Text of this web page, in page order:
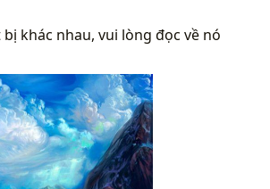
khác nhau, vui lòng đọc về nó